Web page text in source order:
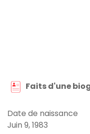
Faits d'une
Date de naissance
Juin 9, 1983